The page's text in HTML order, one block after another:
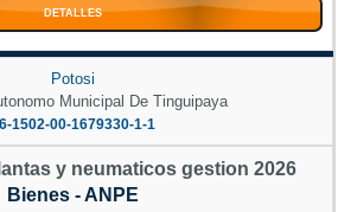
DETALLES
Potosi
Municipal De Tinguipaya
1502-00-1679330-1-1
y neumaticos gestion 2026
Bienes - ANPE